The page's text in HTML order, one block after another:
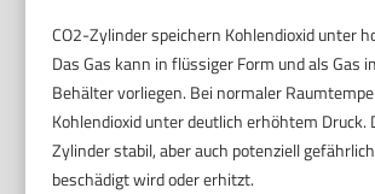
CO2-Zylinder speichern Kohlendioxid unter
Das Gas kann in flüssiger Form und als Gas
Behälter vorliegen. Bei normaler
Kohlendioxid unter deutlich erhöhtem Druck.
Zylinder stabil, aber auch potenziell
beschädigt wird oder erhitzt.